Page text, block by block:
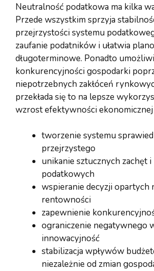
Neutralność podatkowa ma kilka
Przede wszystkim sprzyja
przejrzystości systemu
zaufanie podatników i ułatwia
długoterminowe. Ponadto
konkurencyjności gospodarki
niepotrzebnych zakłóceń
przekłada się to na lepsze
wzrost efektywności ekonomicznej
tworzenie systemu
przejrzystego
unikanie sztucznych zachęt i
podatkowych
wspieranie decyzji opartych
rentowności
zapewnienie
ograniczenie negatywnego
innowacyjność
stabilizacja wpływów
niezależnie od zmian